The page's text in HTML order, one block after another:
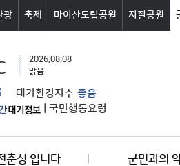
광 축제 마이산도립공원 지질공원
2026.08.08
맑음
대기환경지수 좋음
국민행동요령
춘성 입니다 군민과의